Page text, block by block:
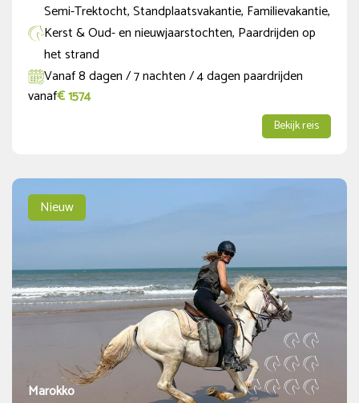
Semi-Trektocht, Standplaatsvakantie, Familievakantie,
Kerst & Oud- en nieuwjaarstochten, Paardrijden op
het strand
Vanaf 8 dagen / 7 nachten / 4 dagen paardrijden
vanaf€ 1574
Bekijk reis
Nieuw
Marokko